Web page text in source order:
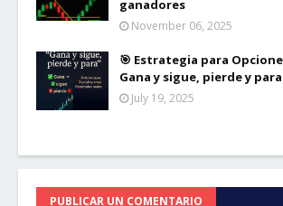
ganadores
November 06, 2025
🎯 Estrategia para
Gana y sigue, pierde y para
July 19, 2025
PUBLICAR UN COMENTARIO